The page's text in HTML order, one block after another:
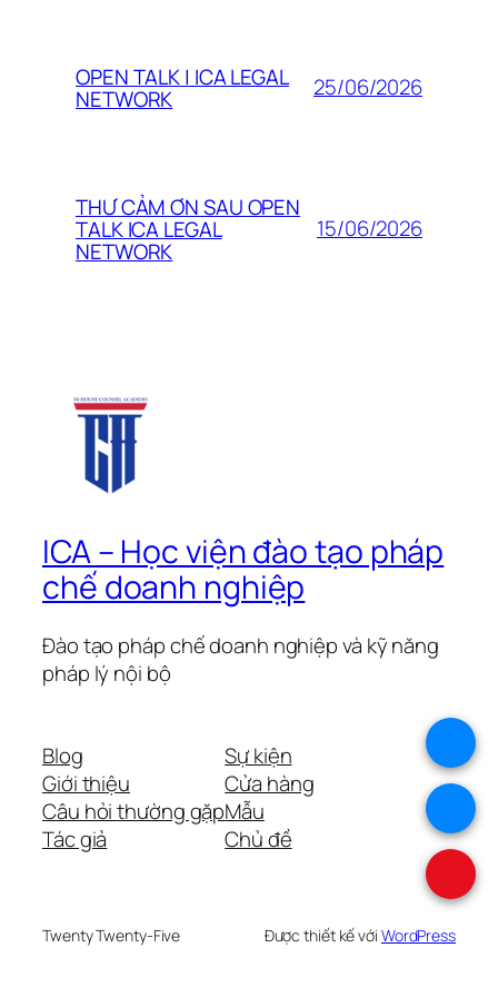
OPEN TALK | ICA LEGAL
NETWORK 25/06/2026
THƯ CẢM ƠN SAU OPEN
TALK ICA LEGAL
NETWORK
15/06/2026
ICA – Học viện đào tạo pháp
chế doanh nghiệp
Đào tạo pháp chế doanh nghiệp và kỹ năng
pháp lý nội bộ
Blog
Giới thiệu
Câu hỏi thường gặp
Tác giả
Sự kiện
Cửa hàng
Mẫu
Chủ đề
Twenty Twenty-Five Được thiết kế với WordPress